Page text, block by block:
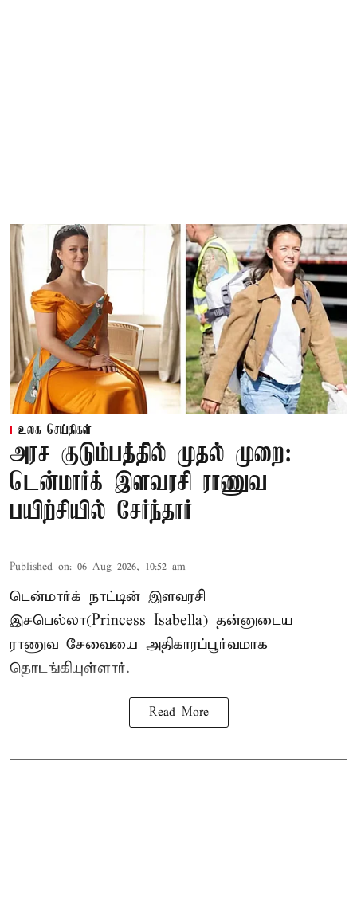
உலக செய்திகள்
அரச குடும்பத்தில் முதல் முறை:
டென்மார்க் இளவரசி ராணுவ
பயிற்சியில் சேர்ந்தார்
Published on: 06 Aug 2026, 10:52 am
டென்மார்க் நாட்டின் இளவரசி
இசபெல்லா(Princess Isabella) தன்னுடைய
ராணுவ சேவையை அதிகாரப்பூர்வமாக
தொடங்கியுள்ளார்.
Read More